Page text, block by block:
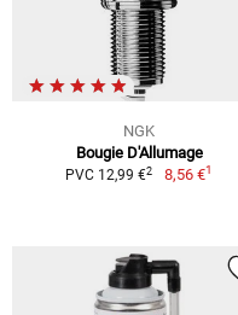
NGK
Bougie D'Allumage
PVC 12,99 €2 8,56 €1